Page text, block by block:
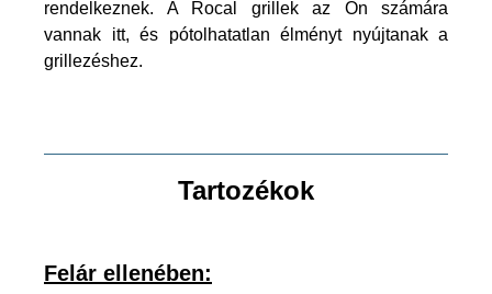
rendelkeznek. A Rocal grillek az Ön számára
vannak itt, és pótolhatatlan élményt nyújtanak a
grillezéshez.
Tartozékok
Felár ellenében: